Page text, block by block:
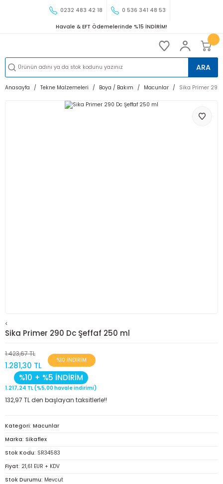
0232 483 42 18 0 536 341 48 53
Havale & EFT Ödemelerinde %15 İNDİRİM!
ARA
Anasayfa Tekne Malzemeleri Boya / Bakım Macunlar Sika Primer 290
<
Sika Primer 290 Dc Şeffaf 250 ml
1.423,67 TL
1.281,30 TL
%10 İNDİRİM
%10 + %5 İNDİRİM
1.217,24 TL (%5,00 havale indirimi)
132,97 TL den başlayan taksitlerle!!
Kategori Macunlar
Marka Sikaflex
Stok Kodu SR34583
Fiyat 21,61 EUR + KDV
Stok Durumu Mevcut